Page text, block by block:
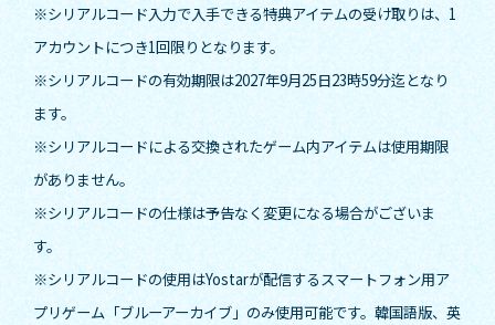
※シリアルコード入力で入手できる特典アイテムの受け取りは、1
アカウントにつき1回限りとなります。
※シリアルコードの有効期限は2027年9月25日23時59分迄となり
ます。
※シリアルコードによる交換されたゲーム内アイテムは使用期限
がありません。
※シリアルコードの仕様は予告なく変更になる場合がございま
す。
※シリアルコードの使用はYostarが配信するスマートフォン用ア
プリゲーム「ブルーアーカイブ」のみ使用可能です。韓国語版、英